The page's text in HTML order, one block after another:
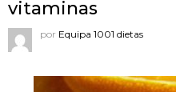
vitaminas
por Equipa 1001 dietas